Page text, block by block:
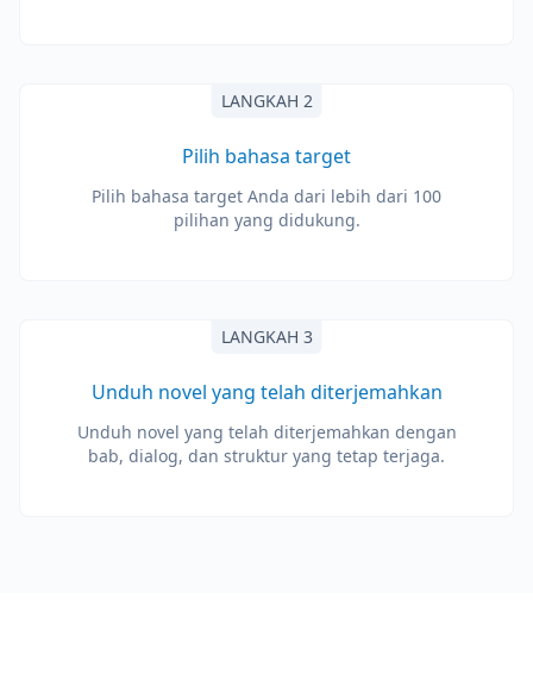
LANGKAH 2
Pilih bahasa target
Pilih bahasa target Anda dari lebih dari 100
pilihan yang didukung.
LANGKAH 3
Unduh novel yang telah diterjemahkan
Unduh novel yang telah diterjemahkan dengan
bab, dialog, dan struktur yang tetap terjaga.